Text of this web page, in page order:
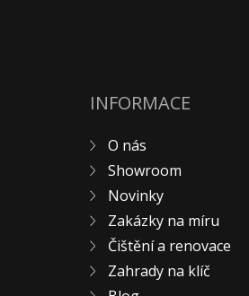
INFORMACE
O nás
Showroom
Novinky
Zakázky na míru
Čištění a renovace
Zahrady na klíč